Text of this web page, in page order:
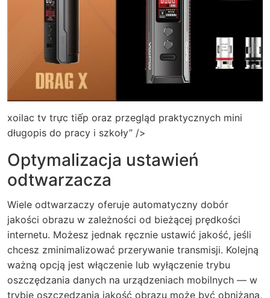
xoilac tv trực tiếp oraz przegląd praktycznych mini
długopis do pracy i szkoły” />
Optymalizacja ustawień
odtwarzacza
Wiele odtwarzaczy oferuje automatyczny dobór
jakości obrazu w zależności od bieżącej prędkości
internetu. Możesz jednak ręcznie ustawić jakość, jeśli
chcesz zminimalizować przerywanie transmisji. Kolejną
ważną opcją jest włączenie lub wyłączenie trybu
oszczędzania danych na urządzeniach mobilnych — w
trybie oszczędzania jakość obrazu może być obniżana,